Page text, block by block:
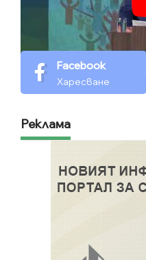
Facebook
Харесване
Реклама